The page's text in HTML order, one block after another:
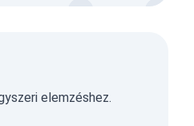
elemzéshez.